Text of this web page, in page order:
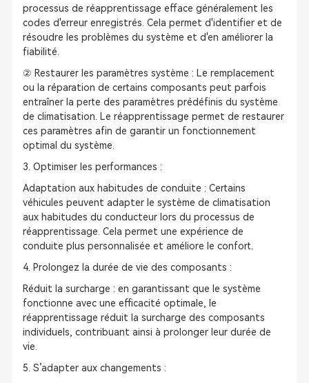
processus de réapprentissage efface généralement les
codes d'erreur enregistrés. Cela permet d'identifier et de
résoudre les problèmes du système et d'en améliorer la
fiabilité.
② Restaurer les paramètres système : Le remplacement
ou la réparation de certains composants peut parfois
entraîner la perte des paramètres prédéfinis du système
de climatisation. Le réapprentissage permet de restaurer
ces paramètres afin de garantir un fonctionnement
optimal du système.
3. Optimiser les performances :
Adaptation aux habitudes de conduite : Certains
véhicules peuvent adapter le système de climatisation
aux habitudes du conducteur lors du processus de
réapprentissage. Cela permet une expérience de
conduite plus personnalisée et améliore le confort.
4. Prolongez la durée de vie des composants :
Réduit la surcharge : en garantissant que le système
fonctionne avec une efficacité optimale, le
réapprentissage réduit la surcharge des composants
individuels, contribuant ainsi à prolonger leur durée de
vie.
5. S’adapter aux changements :